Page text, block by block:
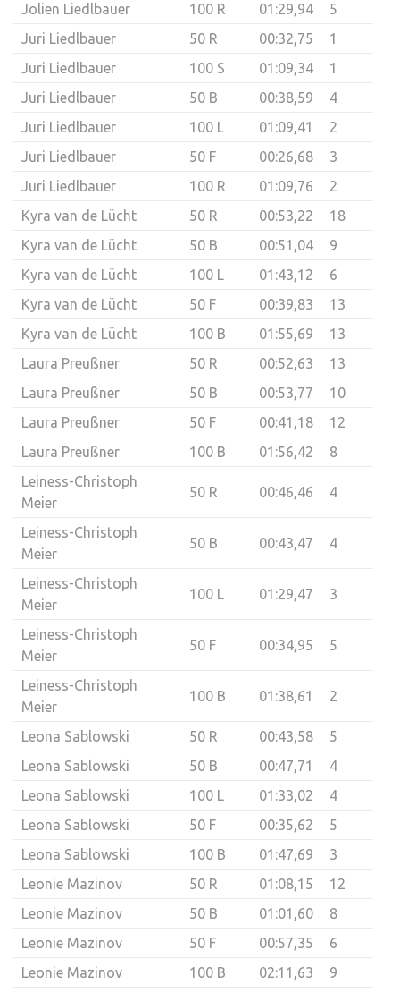
Jolien Liedlbauer
100 R 01:29,94
5
Juri Liedlbauer
50 R 00:32,75
1
Juri Liedlbauer
100 S 01:09,34
1
Juri Liedlbauer
50 B 00:38,59
4
Juri Liedlbauer
100 L 01:09,41
2
Juri Liedlbauer
50 F 00:26,68
3
Juri Liedlbauer
100 R 01:09,76
2
Kyra van de Lücht
50 R 00:53,22
18
Kyra van de Lücht
50 B 00:51,04
9
Kyra van de Lücht
100 L 01:43,12
6
Kyra van de Lücht
50 F 00:39,83
13
Kyra van de Lücht
100 B 01:55,69
13
Laura Preußner
50 R 00:52,63
13
Laura Preußner
50 B 00:53,77
10
Laura Preußner
50 F 00:41,18
12
Laura Preußner
100 B 01:56,42
8
Leiness-Christoph
Meier
50 R 00:46,46 4
Leiness-Christoph
Meier
50 B 00:43,47 4
Leiness-Christoph
Meier
100 L 01:29,47 3
Leiness-Christoph
Meier
50 F 00:34,95 5
Leiness-Christoph
Meier
100 B 01:38,61 2
Leona Sablowski 50 R 00:43,58
5
Leona Sablowski
50 B 00:47,71
4
Leona Sablowski
100 L 01:33,02
4
Leona Sablowski
50 F 00:35,62
5
Leona Sablowski
100 B 01:47,69
3
Leonie Mazinov
50 R 01:08,15
12
Leonie Mazinov
50 B 01:01,60
8
Leonie Mazinov
50 F 00:57,35
6
Leonie Mazinov
100 B 02:11,63
9